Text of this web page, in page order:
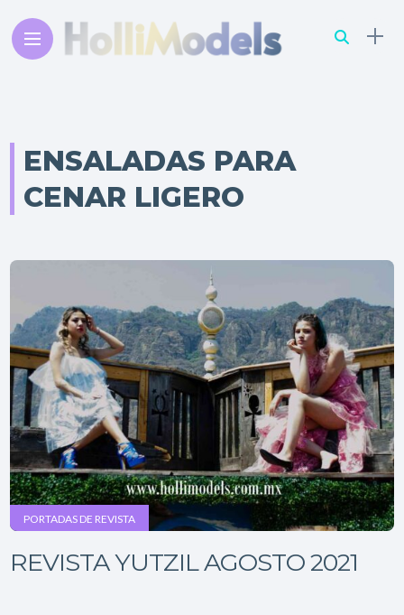
ENSALADAS PARA
CENAR LIGERO
PORTADAS DE REVISTA
REVISTA YUTZIL AGOSTO 2021